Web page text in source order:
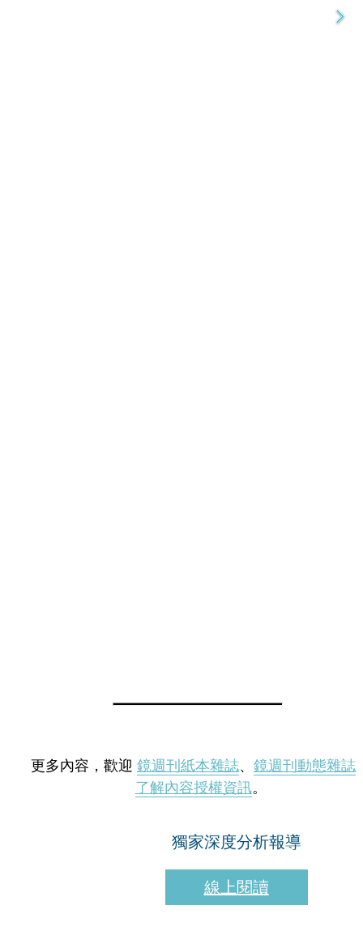
更多內容，歡迎 鏡週刊紙本雜誌、 鏡週刊動態雜誌
了解內容授權資訊。
獨家深度分析報導
線上閱讀